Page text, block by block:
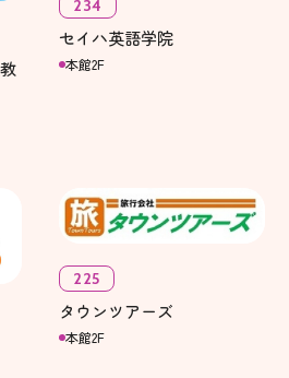
234
セイハ英語学院
本館2F
225
タウンツアーズ
本館2F